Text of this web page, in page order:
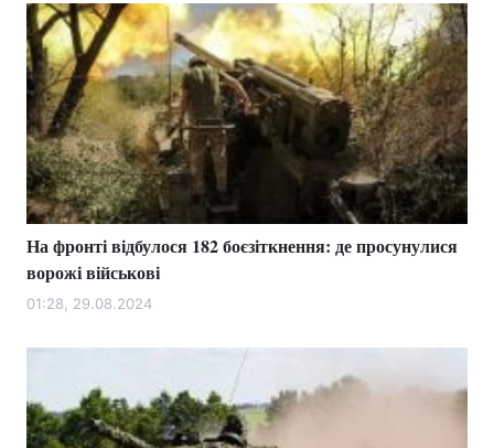
На фронті відбулося 182 боєзіткнення: де просунулися
ворожі військові
01:28, 29.08.2024